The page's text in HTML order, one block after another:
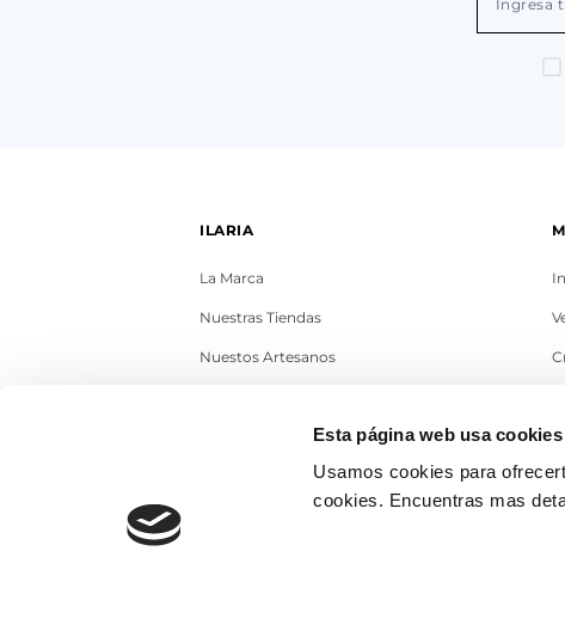
Esta página web usa cookies
Usamos cookies para
cookies. Encuentras mas
ILARIA
La Marca
Nuestras Tiendas
Nuestos Artesanos
Trabaja con nosotros